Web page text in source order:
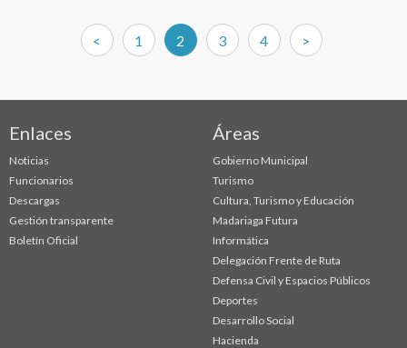
< 1 2(current)
3 4 >
Enlaces
Noticias
Funcionarios
Descargas
Gestión transparente
Boletín Oficial
Áreas
Gobierno Municipal
Turismo
Cultura, Turismo y Educación
Madariaga Futura
Informática
Delegación Frente de Ruta
Defensa Civil y Espacios Públicos
Deportes
Desarrollo Social
Hacienda